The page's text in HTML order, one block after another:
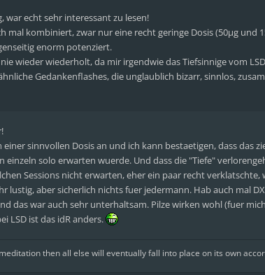
war echt sehr interessant zu lesen!
mal kombiniert, zwar nur eine recht geringe Dosis (50µg und
enorm potenziert.
wieder wiederholt, da mir irgendwie das Tiefsinnige vom
Gedankenflashes, die unglaublich bizarr, sinnlos,
einer sinnvollen Dosis an und ich kann bestaetigen, dass das
einzeln solo erwarten wuerde. Und dass die "Tiefe"
Sessions nicht erwarten, eher ein paar recht verklatschte,
lustig, aber sicherlich nichts fuer jedermann. Hab auch mal
das war auch sehr unterhaltsam. Pilze wirken wohl (fuer
LSD ist das idR anders.
then all else will eventually fall into place on its own